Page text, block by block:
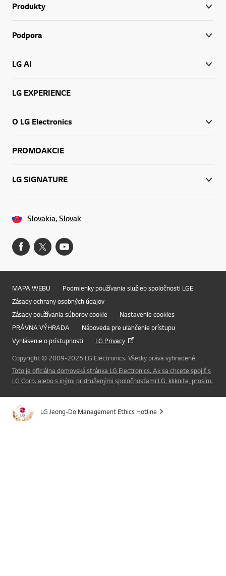
Produkty
Podpora
LG AI
LG EXPERIENCE
O LG Electronics
PROMOAKCIE
LG SIGNATURE
Slovakia, Slovak
MAPA WEBU
Podmienky používania služieb spoločnosti LGE
Zásady ochrany osobných údajov
Zásady používania súborov cookie
Nastavenie cookies
PRÁVNA VÝHRADA
Nápoveda pre uľahčenie prístupu
Vyhlásenie o prístupnosti
LG Privacy
Copyright © 2009-2025 LG Electronics. Všetky práva vyhradené
Toto je oficiálna domovská stránka LG Electronics. Ak sa chcete spojiť s
LG Corp. alebo s inými pridruženými spoločnosťami LG, kliknite, prosím.
LG Jeong-Do Management Ethics Hotline